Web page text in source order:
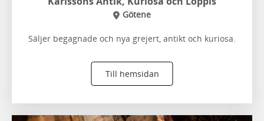
Götene
Säljer begagnade och nya grejert, antikt och kuriosa.
Till hemsidan